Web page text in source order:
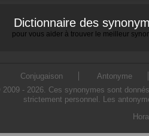
Dictionnaire des
pour vous aider à trouver le meilleur
Conjugaison Antonyme
- 2026. Ces synonymes sont
strictement personnel. Les